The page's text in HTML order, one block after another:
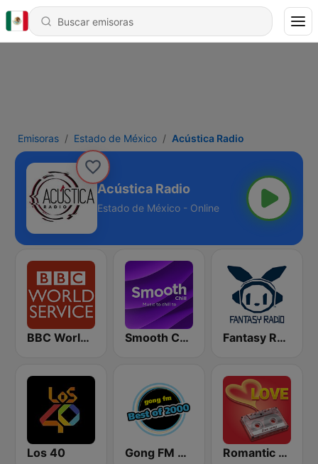
Emisoras Estado de México Acústica Radio
Acústica Radio
Estado de México - Online
BBC World Service Smooth Chill Fantasy Radio UK
Los 40 Gong FM Best of 2000 Romantic Vibes